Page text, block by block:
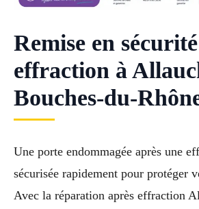
Remise en
effraction à
Bouches-du-
Une porte endommagée après une
sécurisée rapidement pour protéger
Avec la réparation après effraction